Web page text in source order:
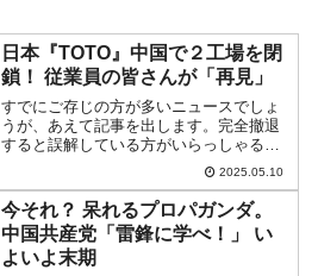
日本『TOTO』中国で２工場を閉
鎖！ 従業員の皆さんが「再見」
すでにご存じの方が多いニュースでしょ
うが、あえて記事を出します。完全撤退
すると誤解している方がいらっしゃるか
もしれませんが、それは違います。事態
はまだそこまでいっていません。大きな
企業はホイホイ工場建てたり壊したりは
できません。また「中国か...
2025.05.10
今それ？ 呆れるプロパガンダ。
中国共産党「雷鋒に学べ！」 い
よいよ末期